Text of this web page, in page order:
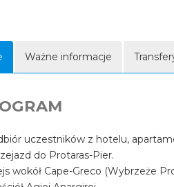
Ważne informacje
uczestników z hotelu,
do Protaras-Pier.
wokół Cape-Greco (Wybrzeże